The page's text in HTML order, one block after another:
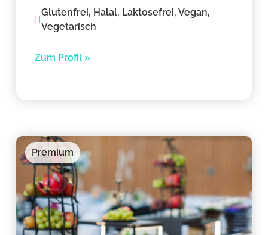
Glutenfrei, Halal, Laktosefrei, Vegan,
Vegetarisch
Zum Profil »
Premium